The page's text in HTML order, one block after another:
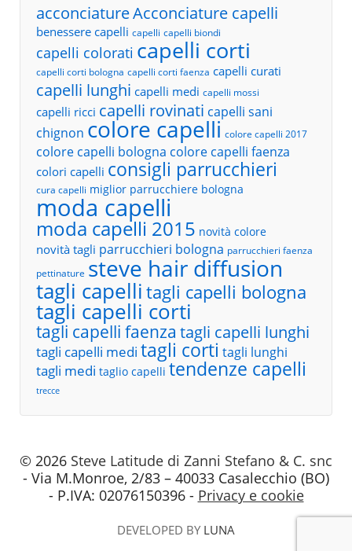
acconciatureAcconciature capelli
benessere capelli capelli capelli biondi
capelli colorati capelli corti
capelli corti bologna capelli corti faenza capelli curati
capelli lunghi capelli medi capelli mossi
capelli ricci capelli rovinati capelli sani
chignon colore capelli colore capelli 2017
colore capelli bologna colore capelli faenza
colori capelli consigli parrucchieri
cura capelli miglior parrucchiere bologna
moda capelli
moda capelli 2015 novità colore
novità tagli parrucchieri bologna parrucchieri faenza
pettinature steve hair diffusion
tagli capelli tagli capelli bologna
tagli capelli corti
tagli capelli faenza tagli capelli lunghi
tagli capelli medi tagli corti tagli lunghi
tagli medi taglio capelli tendenze capelli
trecce
© 2026 Steve Latitude di Zanni Stefano & C. snc
- Via M.Monroe, 2/83 – 40033 Casalecchio (BO)
- P.IVA: 02076150396 - Privacy e cookie
DEVELOPED BY LUNA